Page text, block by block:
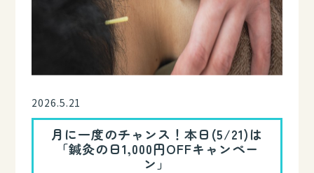
2026.5.21
月に一度のチャンス！本日(5/21)は
「鍼灸の日1,000円OFFキャンペー
ン」